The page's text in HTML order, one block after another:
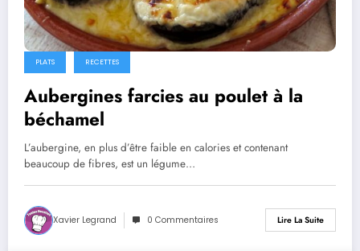
PLATS RECETTES
Aubergines farcies au poulet à la
béchamel
L’aubergine, en plus d’être faible en calories et contenant
beaucoup de fibres, est un légume…
Xavier Legrand 0 Commentaires Lire La Suite